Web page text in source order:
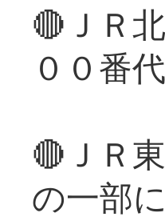
🔴ＪＲ
００番
🔴ＪＲ
の一部